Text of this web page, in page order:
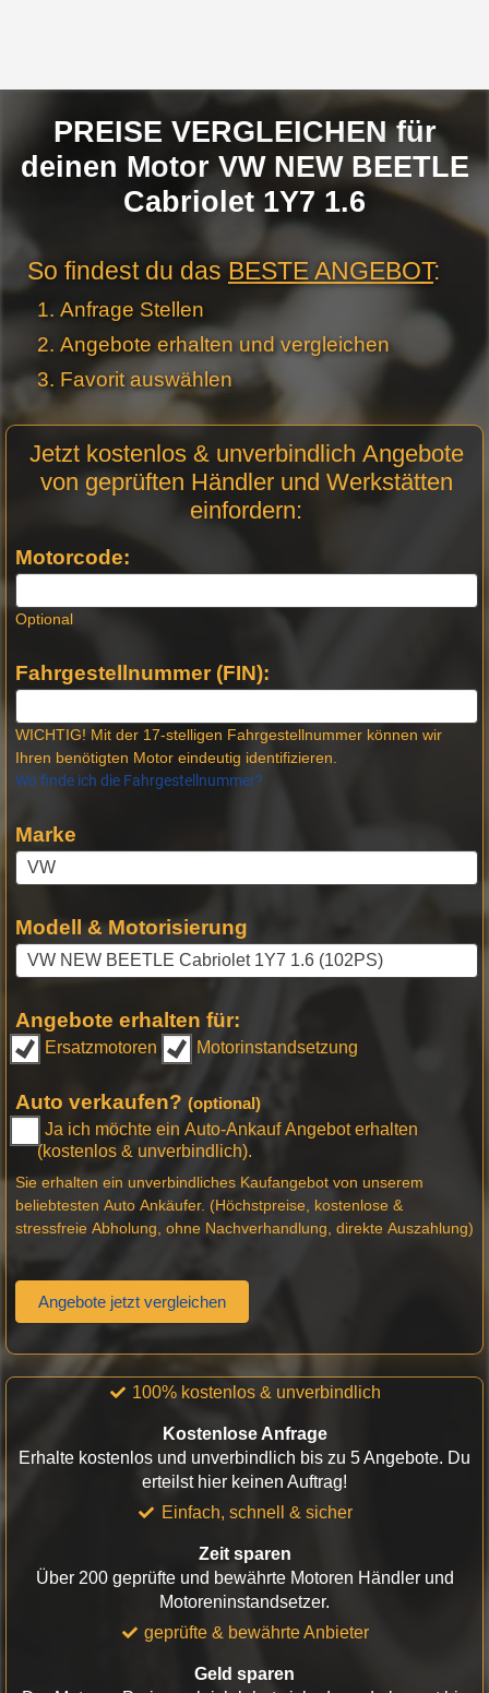
PREISE VERGLEICHEN für
deinen Motor VW NEW BEETLE
Cabriolet 1Y7 1.6
So findest du dasBESTE ANGEBOT:
Anfrage Stellen
Angebote erhalten und vergleichen
Favorit auswählen
Anfrage
Stellen -
Jetzt kostenlos & unverbindlich Angebote
von geprüften Händler und Werkstätten
einfordern:
Motorcode:
Optional
Fahrgestellnummer (FIN):
WICHTIG! Mit der 17-stelligen Fahrgestellnummer können wir
Ihren benötigten Motor eindeutig identifizieren.
Wo finde ich die Fahrgestellnummer?
Marke
Modell & Motorisierung
Angebote erhalten für:
Ersatzmotoren Motorinstandsetzung
Auto verkaufen? (optional)
Ja ich möchte ein Auto-Ankauf Angebot erhalten
(kostenlos & unverbindlich).
Sie erhalten ein unverbindliches Kaufangebot von unserem
beliebtesten Auto Ankäufer. (Höchstpreise, kostenlose &
stressfreie Abholung, ohne Nachverhandlung, direkte Auszahlung)
Angebote jetzt vergleichen
100% kostenlos & unverbindlich
Kostenlose Anfrage
Erhalte kostenlos und unverbindlich bis zu 5 Angebote. Du
erteilst hier keinen Auftrag!
Einfach, schnell & sicher
Zeit sparen
Über 200 geprüfte und bewährte Motoren Händler und
Motoreninstandsetzer.
geprüfte & bewährte Anbieter
Geld sparen